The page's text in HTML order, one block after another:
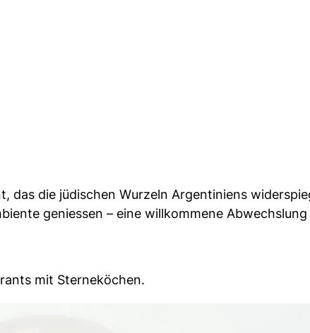
das die jüdischen Wurzeln Argentiniens
geniessen – eine willkommene
mit Sterneköchen.